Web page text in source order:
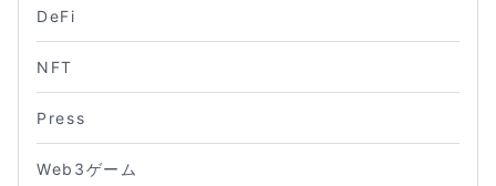
DeFi
NFT
Press
Web3ゲーム